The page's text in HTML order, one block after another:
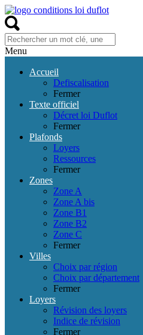
Menu
Accueil
Defiscalisation
Fermer
Texte officiel
Décret loi Duflot
Fermer
Plafonds
Loyers
Ressources
Fermer
Zones
Zone A
Zone A bis
Zone B1
Zone B2
Zone C
Fermer
Villes
Choix par région
Choix par département
Fermer
Loyers
Révision des loyers
Indice de révision
Fermer